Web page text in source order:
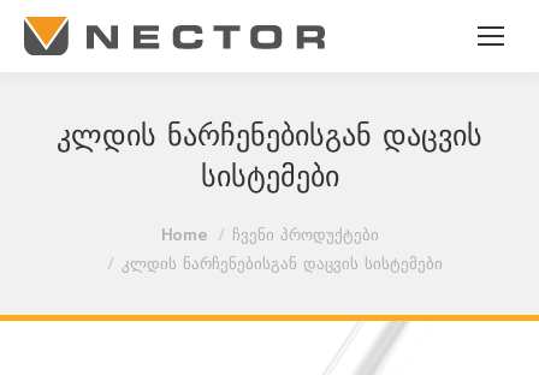
კლდის ნარჩენებისგან დაცვის
სისტემები
Home
ჩვენი პროდუქტები
კლდის ნარჩენებისგან დაცვის სისტემები